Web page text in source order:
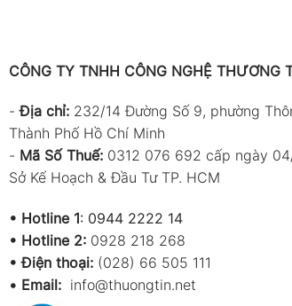
CÔNG TY TNHH CÔNG NGHỆ THƯƠNG
-Địa chỉ: 232/14 Đường Số 9, phường
Thành Phố Hồ Chí Minh
- Mã Số Thuế: 0312 076 692 cấp ngày
Sở Kế Hoạch & Đầu Tư TP. HCM
• Hotline 1: 0944 2222 14
• Hotline 2: 0928 218 268
• Điện thoại: (028) 66 505 111
• Email: info@thuongtin.net